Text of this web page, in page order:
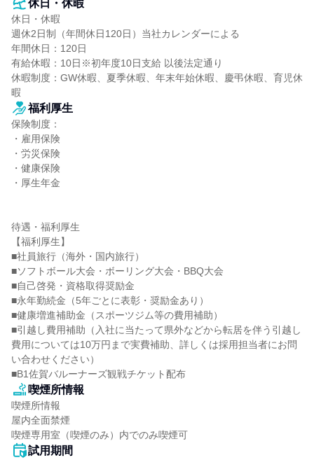
休日・休暇
休日・休暇
週休2日制（年間休日120日）当社カレンダーによる
年間休日：120日
有給休暇：10日※初年度10日支給 以後法定通り
休暇制度：GW休暇、夏季休暇、年末年始休暇、慶弔休暇、育児休
暇
福利厚生
保険制度：
・雇用保険
・労災保険
・健康保険
・厚生年金
待遇・福利厚生
【福利厚生】
■社員旅行（海外・国内旅行）
■ソフトボール大会・ボーリング大会・BBQ大会
■自己啓発・資格取得奨励金
■永年勤続金（5年ごとに表彰・奨励金あり）
■健康増進補助金（スポーツジム等の費用補助）
■引越し費用補助（入社に当たって県外などから転居を伴う引越し
費用については10万円まで実費補助、詳しくは採用担当者にお問
い合わせください）
■B1佐賀バルーナーズ観戦チケット配布
喫煙所情報
喫煙所情報
屋内全面禁煙
喫煙専用室（喫煙のみ）内でのみ喫煙可
試用期間